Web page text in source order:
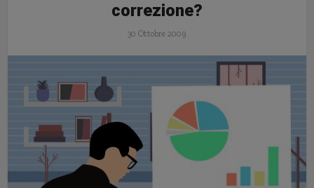
correzione?
30 Ottobre 2009